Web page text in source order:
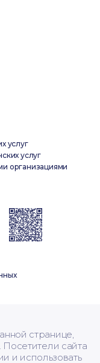
услуг
услуг
организациями
странице,
сайта
и использовать